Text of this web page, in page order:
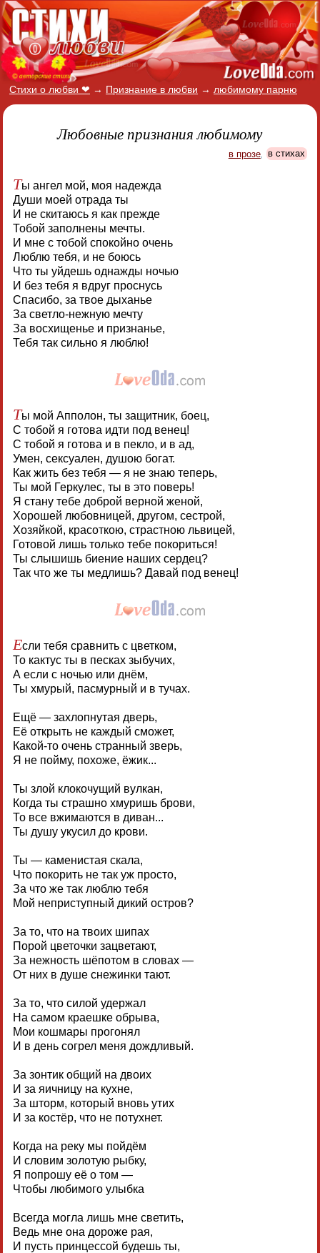
Стихи о любви ❤ → Признание в любви → любимому парню
Любовные признания любимому
в прозе, в стихах
Ты ангел мой, моя надежда
Души моей отрада ты
И не скитаюсь я как прежде
Тобой заполнены мечты.
И мне с тобой спокойно очень
Люблю тебя, и не боюсь
Что ты уйдешь однажды ночью
И без тебя я вдруг проснусь
Спасибо, за твое дыханье
За светло-нежную мечту
За восхищенье и признанье,
Тебя так сильно я люблю!
Ты мой Апполон, ты защитник, боец,
С тобой я готова идти под венец!
С тобой я готова и в пекло, и в ад,
Умен, сексуален, душою богат.
Как жить без тебя — я не знаю теперь,
Ты мой Геркулес, ты в это поверь!
Я стану тебе доброй верной женой,
Хорошей любовницей, другом, сестрой,
Хозяйкой, красоткою, страстною львицей,
Готовой лишь только тебе покориться!
Ты слышишь биение наших сердец?
Так что же ты медлишь? Давай под венец!
Если тебя сравнить с цветком,
То кактус ты в песках зыбучих,
А если с ночью или днём,
Ты хмурый, пасмурный и в тучах.
Ещё — захлопнутая дверь,
Её открыть не каждый сможет,
Какой-то очень странный зверь,
Я не пойму, похоже, ёжик...
Ты злой клокочущий вулкан,
Когда ты страшно хмуришь брови,
То все вжимаются в диван...
Ты душу укусил до крови.
Ты — каменистая скала,
Что покорить не так уж просто,
За что же так люблю тебя
Мой неприступный дикий остров?
За то, что на твоих шипах
Порой цветочки зацветают,
За нежность шёпотом в словах —
От них в душе снежинки тают.
За то, что силой удержал
На самом краешке обрыва,
Мои кошмары прогонял
И в день согрел меня дождливый.
За зонтик общий на двоих
И за яичницу на кухне,
За шторм, который вновь утих
И за костёр, что не потухнет.
Когда на реку мы пойдём
И словим золотую рыбку,
Я попрошу её о том —
Чтобы любимого улыбка
Всегда могла лишь мне светить,
Ведь мне она дороже рая,
И пусть принцессой будешь ты,